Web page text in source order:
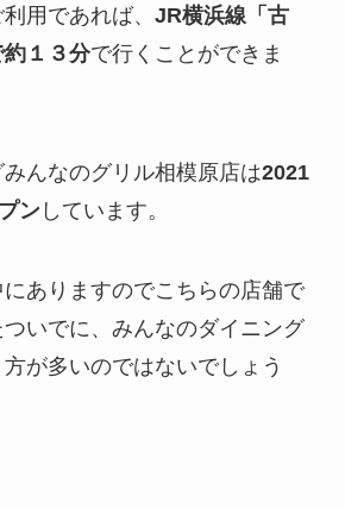
用であれば、 JR横浜線「古
１３分で行くことができま
んなのグリル相模原店は2021
ンしています。
ありますのでこちらの店舗で
いでに、みんなのダイニング
が多いのではないでしょう